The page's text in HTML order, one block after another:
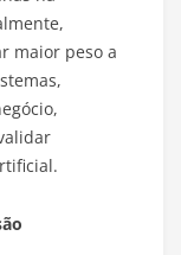
maior peso a